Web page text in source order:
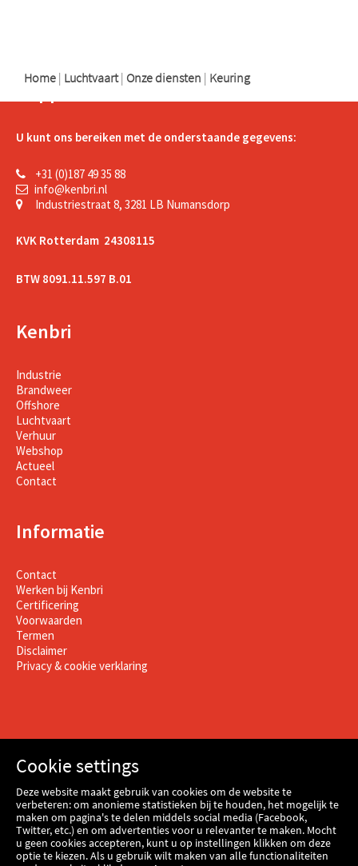
Home | Luchtvaart | Onze diensten | Keuring
Support
U kunt ons bereiken met de onderstaande gegevens:
+31 (0)187 49 35 88
info@kenbri.nl
Industriestraat 8, 3281 LB Numansdorp
KVK Rotterdam 24308115
BTW 8091.11.597 B.01
Kenbri
Industrie
Brandweer
Offshore
Luchtvaart
Verhuur
Webshop
Actueel
Contact
Informatie
Contact
Werken bij Kenbri
Certificering
Voorwaarden
Termen
Disclaimer
Privacy & cookie verklaring
Cookie settings
Deze website maakt gebruik van cookies om de website te
verbeteren: om anonieme statistieken bij te houden, het mogelijk te
maken om pagina's te delen middels social media (Facebook,
Twitter, etc.) en om advertenties voor u relevanter te maken. Mocht
u geen cookies accepteren, kunt u op instellingen klikken om deze
optie te kiezen. Als u gebruik wilt maken van alle functionaliteiten